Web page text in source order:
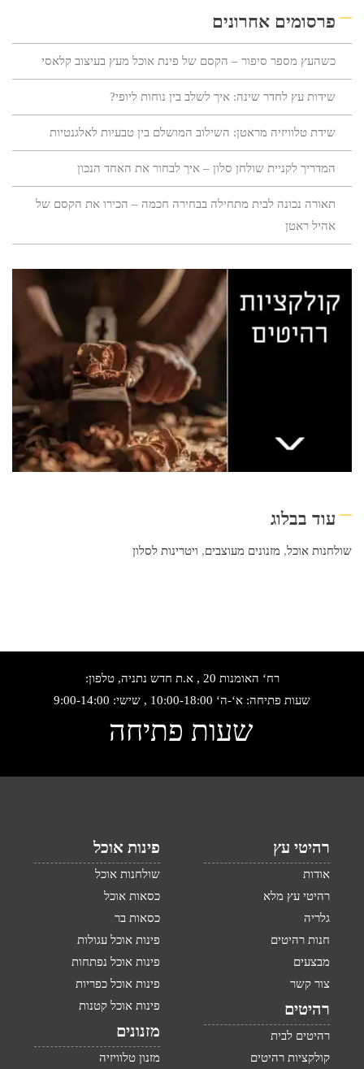
פרסומים אחרונים
כשהעץ מספר סיפור – הקסם של פינת אוכל מעץ בעיצוב קלאסי
שידות עץ לחדר שינה: איך לשלב בין נוחות ליופי?
שידת טלוויזיה מראטן: השילוב המושלם בין טבעיות לאלגנטיות
המדריך לקניית שולחן סלון – איך לבחור את האחד הנכון
תאורה נכונה לבית מתחילה בבחירה חכמה – הכירו את הקסם של
אהיל ראטן
עוד בבלוג
שולחנות אוכל, מזנונים מעוצבים, ויטרינות לסלון
רח‘ האומנות 20 , א.ת חדש נתניה, טלפון:
שעות פתיחה: א‘-ה‘ 10:00-18:00 , שישי: 9:00-14:00
שעות פתיחה
רהיטי עץ
אודות
רהיטי עץ מלא
גלריה
חנות רהיטים
מבצעים
צור קשר
רהיטים
רהיטים לבית
קולקציות רהיטים
פינות אוכל
שולחנות אוכל
כסאות אוכל
כסאות בר
פינות אוכל עגולות
פינות אוכל נפתחות
פינות אוכל כפריות
פינות אוכל קטנות
מזנונים
מזנון טלוויזיה